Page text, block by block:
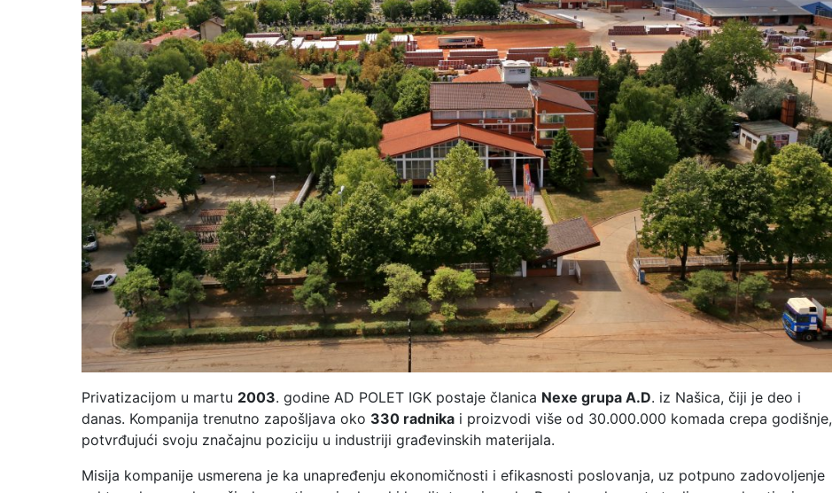
Privatizacijom u martu 2003. godine AD POLET IGK postaje članica Nexe grupa A.D. iz Našica, čiji je deo i
danas. Kompanija trenutno zapošljava oko 330 radnika i proizvodi više od 30.000.000 komada crepa godišnje,
potvrđujući svoju značajnu poziciju u industriji građevinskih materijala.
Misija kompanije usmerena je ka unapređenju ekonomičnosti i efikasnosti poslovanja, uz potpuno zadovoljenje